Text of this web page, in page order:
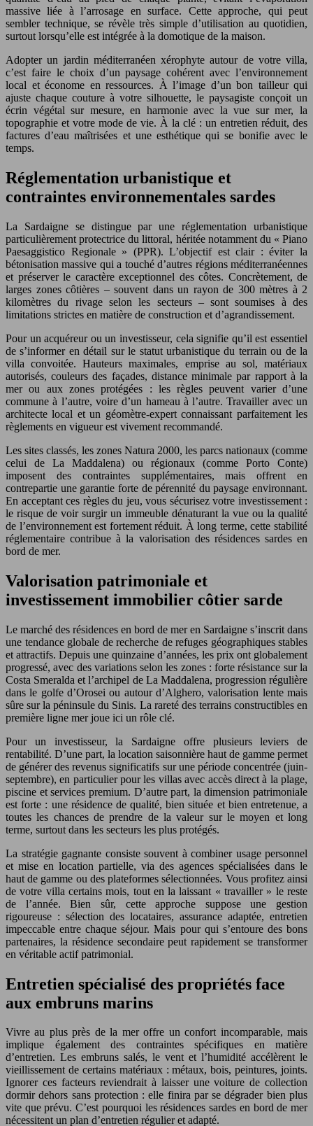
massive liée à l’arrosage en surface. Cette approche, qui peut
sembler technique, se révèle très simple d’utilisation au quotidien,
surtout lorsqu’elle est intégrée à la domotique de la maison.
Adopter un jardin méditerranéen xérophyte autour de votre villa,
c’est faire le choix d’un paysage cohérent avec l’environnement
local et économe en ressources. À l’image d’un bon tailleur qui
ajuste chaque couture à votre silhouette, le paysagiste conçoit un
écrin végétal sur mesure, en harmonie avec la vue sur mer, la
topographie et votre mode de vie. À la clé : un entretien réduit, des
factures d’eau maîtrisées et une esthétique qui se bonifie avec le
temps.
Réglementation urbanistique et
contraintes environnementales sardes
La Sardaigne se distingue par une réglementation urbanistique
particulièrement protectrice du littoral, héritée notamment du « Piano
Paesaggistico Regionale » (PPR). L’objectif est clair : éviter la
bétonisation massive qui a touché d’autres régions méditerranéennes
et préserver le caractère exceptionnel des côtes. Concrètement, de
larges zones côtières – souvent dans un rayon de 300 mètres à 2
kilomètres du rivage selon les secteurs – sont soumises à des
limitations strictes en matière de construction et d’agrandissement.
Pour un acquéreur ou un investisseur, cela signifie qu’il est essentiel
de s’informer en détail sur le statut urbanistique du terrain ou de la
villa convoitée. Hauteurs maximales, emprise au sol, matériaux
autorisés, couleurs des façades, distance minimale par rapport à la
mer ou aux zones protégées : les règles peuvent varier d’une
commune à l’autre, voire d’un hameau à l’autre. Travailler avec un
architecte local et un géomètre-expert connaissant parfaitement les
règlements en vigueur est vivement recommandé.
Les sites classés, les zones Natura 2000, les parcs nationaux (comme
celui de La Maddalena) ou régionaux (comme Porto Conte)
imposent des contraintes supplémentaires, mais offrent en
contrepartie une garantie forte de pérennité du paysage environnant.
En acceptant ces règles du jeu, vous sécurisez votre investissement :
le risque de voir surgir un immeuble dénaturant la vue ou la qualité
de l’environnement est fortement réduit. À long terme, cette stabilité
réglementaire contribue à la valorisation des résidences sardes en
bord de mer.
Valorisation patrimoniale et
investissement immobilier côtier sarde
Le marché des résidences en bord de mer en Sardaigne s’inscrit dans
une tendance globale de recherche de refuges géographiques stables
et attractifs. Depuis une quinzaine d’années, les prix ont globalement
progressé, avec des variations selon les zones : forte résistance sur la
Costa Smeralda et l’archipel de La Maddalena, progression régulière
dans le golfe d’Orosei ou autour d’Alghero, valorisation lente mais
sûre sur la péninsule du Sinis. La rareté des terrains constructibles en
première ligne mer joue ici un rôle clé.
Pour un investisseur, la Sardaigne offre plusieurs leviers de
rentabilité. D’une part, la location saisonnière haut de gamme permet
de générer des revenus significatifs sur une période concentrée (juin-
septembre), en particulier pour les villas avec accès direct à la plage,
piscine et services premium. D’autre part, la dimension patrimoniale
est forte : une résidence de qualité, bien située et bien entretenue, a
toutes les chances de prendre de la valeur sur le moyen et long
terme, surtout dans les secteurs les plus protégés.
La stratégie gagnante consiste souvent à combiner usage personnel
et mise en location partielle, via des agences spécialisées dans le
haut de gamme ou des plateformes sélectionnées. Vous profitez ainsi
de votre villa certains mois, tout en la laissant « travailler » le reste
de l’année. Bien sûr, cette approche suppose une gestion
rigoureuse : sélection des locataires, assurance adaptée, entretien
impeccable entre chaque séjour. Mais pour qui s’entoure des bons
partenaires, la résidence secondaire peut rapidement se transformer
en véritable actif patrimonial.
Entretien spécialisé des propriétés face
aux embruns marins
Vivre au plus près de la mer offre un confort incomparable, mais
implique également des contraintes spécifiques en matière
d’entretien. Les embruns salés, le vent et l’humidité accélèrent le
vieillissement de certains matériaux : métaux, bois, peintures, joints.
Ignorer ces facteurs reviendrait à laisser une voiture de collection
dormir dehors sans protection : elle finira par se dégrader bien plus
vite que prévu. C’est pourquoi les résidences sardes en bord de mer
nécessitent un plan d’entretien régulier et adapté.